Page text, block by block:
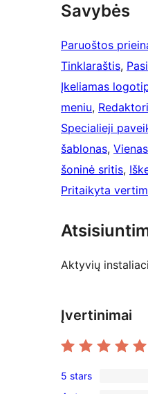
Savybės
Paruoštos
Tinklaraštis,
Įkeliamas
meniu,
Specialieji
šablonas,
šoninė sritis,
Pritaikyta
Aktyvių
Įvertinimai
1
5 stars